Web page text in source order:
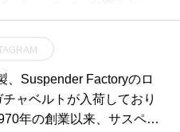
ストロカ
トップ10:30)ランチ〜ディ
21:00(オーダーストッ
土鍋#kinto
対応#ギフト#haus_z
ュなデザイン。30L/50L/7
イズ展開。耐荷重100kgな
ンチとしてもご利用いただ
。キャンプなどのアウトド
、Suspender Factoryのロ
チャベルトが入荷しており
年の創業以来、サスペン